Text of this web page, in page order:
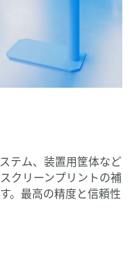
テム、装置用筐体など
クリーンプリントの補
。最高の精度と信頼性